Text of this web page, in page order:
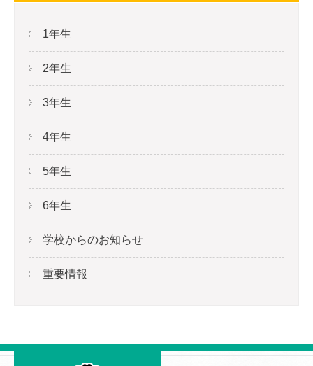
1年生
2年生
3年生
4年生
5年生
6年生
学校からのお知らせ
重要情報